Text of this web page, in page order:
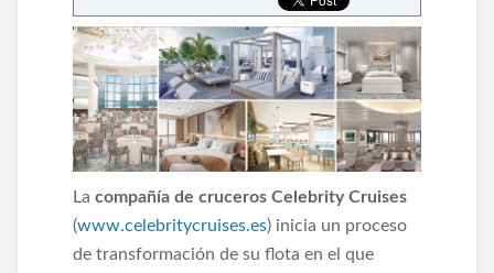
La compañía de cruceros Celebrity Cruises
(www.celebritycruises.es) inicia un proceso
de transformación de su flota en el que